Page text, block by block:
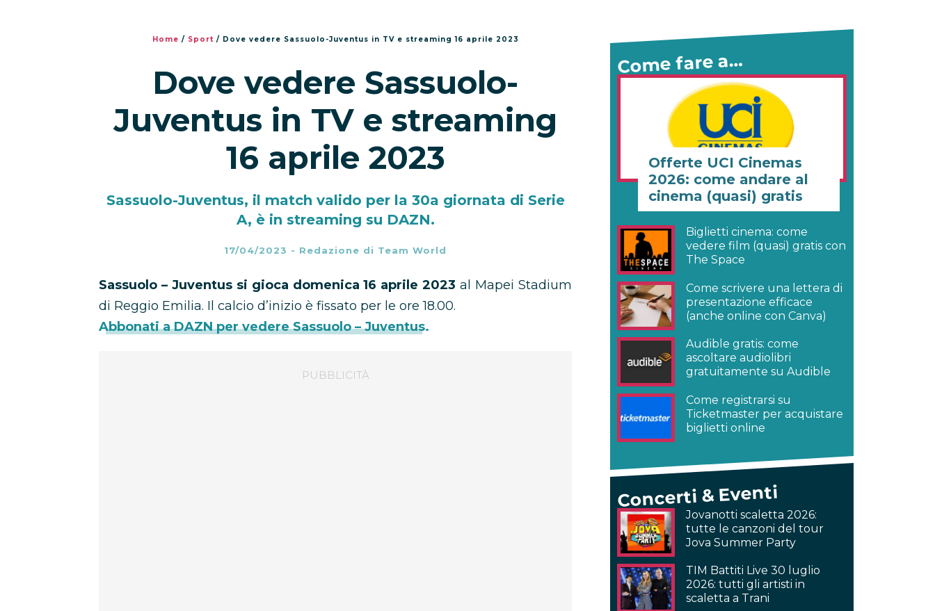
Home / Sport/ Dove vedere Sassuolo-Juventus in TV e streaming 16 aprile 2023
Dove vedere Sassuolo-
Juventus in TV e streaming
16 aprile 2023
Sassuolo-Juventus, il match valido per la 30a giornata di Serie
A, è in streaming su DAZN.
17/04/2023 - Redazione di Team World
Sassuolo – Juventus si gioca domenica 16 aprile 2023al Mapei Stadium
di Reggio Emilia. Il calcio d’inizio è fissato per le ore 18.00.
Abbonati a DAZN per vedere Sassuolo – Juventus.
Come fare a…
Offerte UCI Cinemas
2026: come andare al
cinema (quasi) gratis
Biglietti cinema: come
vedere film (quasi) gratis con
The Space
Come scrivere una lettera di
presentazione efficace
(anche online con Canva)
Audible gratis: come
ascoltare audiolibri
gratuitamente su Audible
Come registrarsi su
Ticketmaster per acquistare
biglietti online
Concerti & Eventi
Jovanotti scaletta 2026:
tutte le canzoni del tour
Jova Summer Party
TIM Battiti Live 30 luglio
2026: tutti gli artisti in
scaletta a Trani